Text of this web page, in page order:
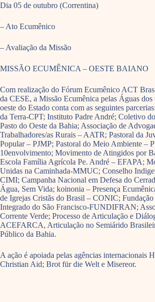
Dia 05 de outubro (Correntina)
– Ato Ecumênico
– Avaliação da Missão
MISSÃO ECUMÊNICA – OESTE BAIANO
Com realização do Fórum Ecumênico ACT
da CESE, a Missão Ecumênica pelas Águas
oeste do Estado conta com as seguintes
da Terra-CPT; Instituto Padre André; Coletivo
Pasto do Oeste da Bahia; Associação de
Trabalhadores/as Rurais – AATR; Pastoral da
Popular – PJMP; Pastoral do Meio Ambiente –
10envolvimento; Movimento de Atingidos por
Escola Família Agrícola Pe. André – EFAPA;
Unidas na Caminhada-MMUC; Conselho
CIMI; Campanha Nacional em Defesa do
Água, Sem Vida; koinonia – Presença
de Igrejas Cristãs do Brasil – CONIC;
Integrado do São Francisco-FUNDIFRAN;
Corrente Verde; Processo de Articulação e
ACEFARCA, Articulação no Semiárido
Público da Bahia.
A ação é apoiada pelas agências internacionais
Christian Aid; Brot für die Welt e Misereor.